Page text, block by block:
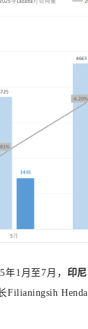
1月至7月， 印
Filianingsih